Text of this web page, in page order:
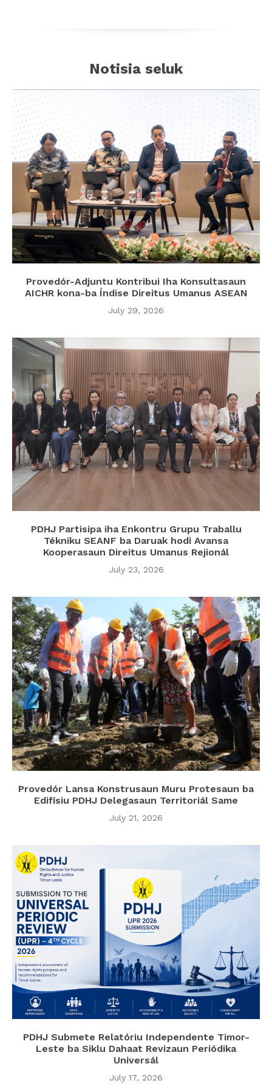
Notisia seluk
Provedór-Adjuntu Kontribui Iha Konsultasaun
AICHR kona-ba Índise Direitus Umanus ASEAN
July 29, 2026
PDHJ Partisipa iha Enkontru Grupu Traballu
Tékniku SEANF ba Daruak hodi Avansa
Kooperasaun Direitus Umanus Rejionál
July 23, 2026
Provedór Lansa Konstrusaun Muru Protesaun ba
Edifísiu PDHJ Delegasaun Territoriál Same
July 21, 2026
PDHJ Submete Relatóriu Independente Timor-
Leste ba Siklu Dahaat Revizaun Periódika
Universál
July 17, 2026